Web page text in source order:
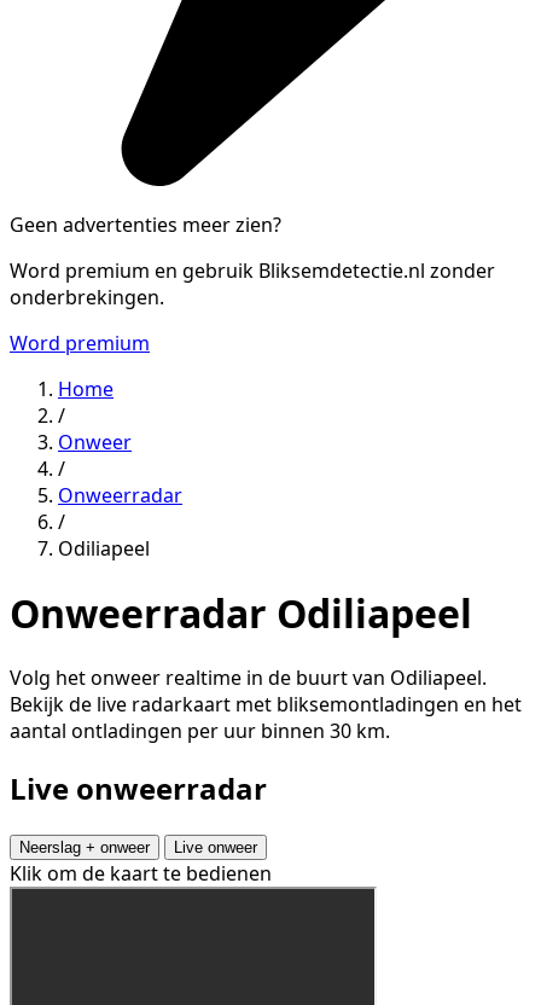
Geen advertenties meer zien?
Word premium en gebruik Bliksemdetectie.nl zonder
onderbrekingen.
Word premium
Home
/
Onweer
/
Onweerradar
/
Odiliapeel
Onweerradar Odiliapeel
Volg het onweer realtime in de buurt van Odiliapeel.
Bekijk de live radarkaart met bliksemontladingen en het
aantal ontladingen per uur binnen 30 km.
Live onweerradar
Neerslag + onweer Live onweer
Klik om de kaart te bedienen